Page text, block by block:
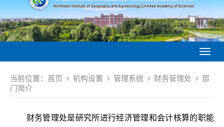
当前位置： 首页 机构设置 管理系统 财务管理处
部
门简介
财务管理处是研究所进行经济管理和会计核算的职能